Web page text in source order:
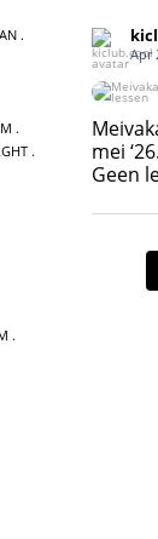
Apr
Geen
17
mei ‘26.
Geen